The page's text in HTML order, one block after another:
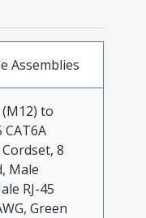
Assemblies
to
CAT6A
8
Male
RJ-45
Green